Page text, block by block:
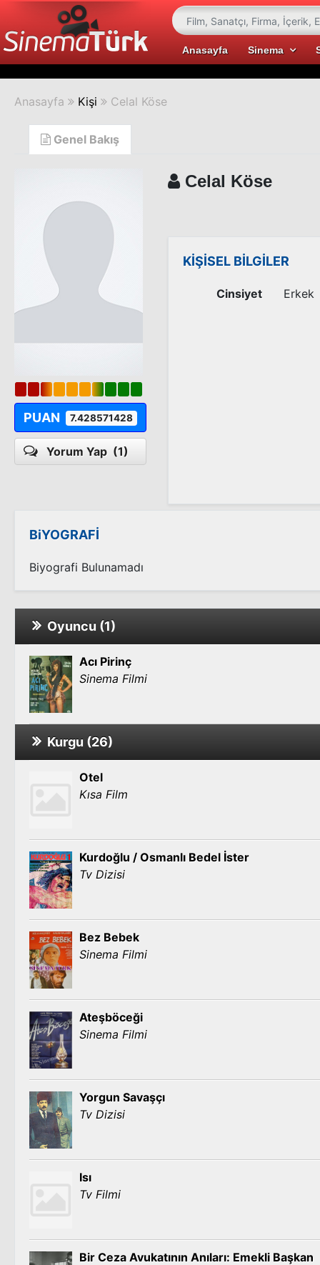
Anasayfa Sinema
Anasayfa Kişi Celal Köse
Genel Bakış
PUAN 7.428571428
Yorum Yap (1)
Celal Köse
KİŞİSEL BİLGİLER
Cinsiyet Erkek
BiYOGRAFİ
Biyografi Bulunamadı
Oyuncu (1)
Acı Pirinç
Sinema Filmi
Kurgu (26)
Otel
Kısa Film
Kurdoğlu / Osmanlı Bedel İster
Tv Dizisi
Bez Bebek
Sinema Filmi
Ateşböceği
Sinema Filmi
Yorgun Savaşçı
Tv Dizisi
Isı
Tv Filmi
Bir Ceza Avukatının Anıları: Emekli Başkan